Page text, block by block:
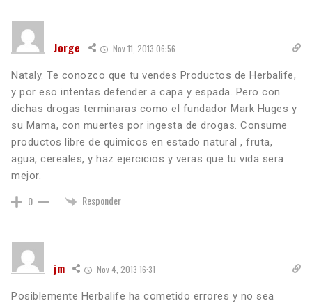
Jorge Nov 11, 2013 06:56
Nataly. Te conozco que tu vendes Productos de Herbalife,
y por eso intentas defender a capa y espada. Pero con
dichas drogas terminaras como el fundador Mark Huges y
su Mama, con muertes por ingesta de drogas. Consume
productos libre de quimicos en estado natural , fruta,
agua, cereales, y haz ejercicios y veras que tu vida sera
mejor.
0 Responder
jm Nov 4, 2013 16:31
Posiblemente Herbalife ha cometido errores y no sea